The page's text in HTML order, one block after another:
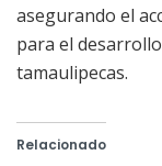
asegurando el
para el
tamaulipecas.
Relacionado